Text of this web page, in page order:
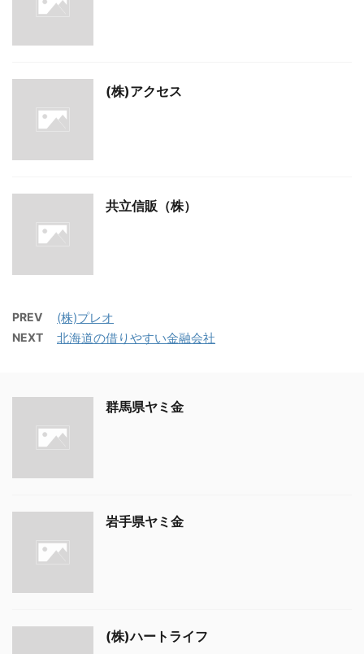
(株)アクセス
共立信販（株）
PREV (株)プレオ
NEXT 北海道の借りやすい金融会社
群馬県ヤミ金
岩手県ヤミ金
(株)ハートライフ